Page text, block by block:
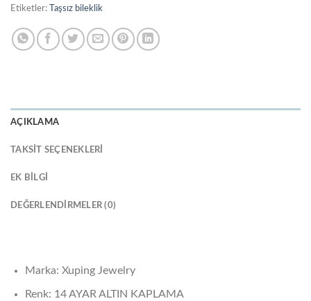
Etiketler: Taşsız bileklik
AÇIKLAMA
TAKSIT SEÇENEKLERI
EK BILGI
DEĞERLENDIRMELER (0)
Marka: Xuping Jewelry
Renk: 14 AYAR ALTIN KAPLAMA